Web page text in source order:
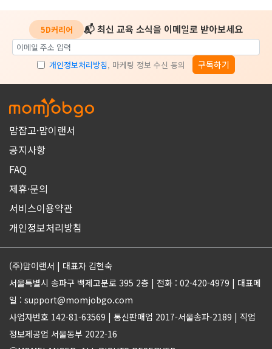
5D커리어 📬 최신 교육 소식을 이메일로 받아보세요
개인정보처리방침, 마케팅 정보 수신 동의 구독하기
맘잡고·맘이랜서
공지사항
FAQ
제휴·문의
서비스이용약관
개인정보처리방침
(주)맘이랜서 | 대표자 김현숙
서울특별시 송파구 백제고분로 395 2층 | 전화 : 02-420-4979 | 대표메
일 : support@momjobgo.com
사업자번호 142-81-63569 | 통신판매업 2017-서울송파-2189 | 직업
정보제공업 서울동부 2022-16